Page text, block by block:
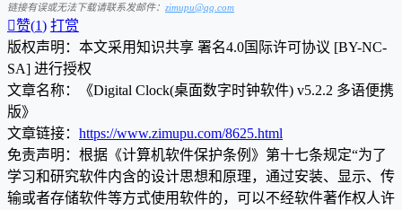
链接有误或无法下载请联系发邮件： zimupu@qq.com
赞(1) 打赏
版权声明：本文采用知识共享 署名4.0国际许可协议 [BY-NC-
SA] 进行授权
文章名称：《Digital Clock(桌面数字时钟软件) v5.2.2 多语便携
版》
文章链接： https://www.zimupu.com/8625.html
免责声明：根据《计算机软件保护条例》第十七条规定“为了
学习和研究软件内含的设计思想和原理，通过安装、显示、传
输或者存储软件等方式使用软件的，可以不经软件著作权人许